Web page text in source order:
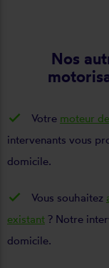
Nos
Votre moteur
intervenants vous
domicile.
Vous souhaitez
existant ? Notre
domicile.